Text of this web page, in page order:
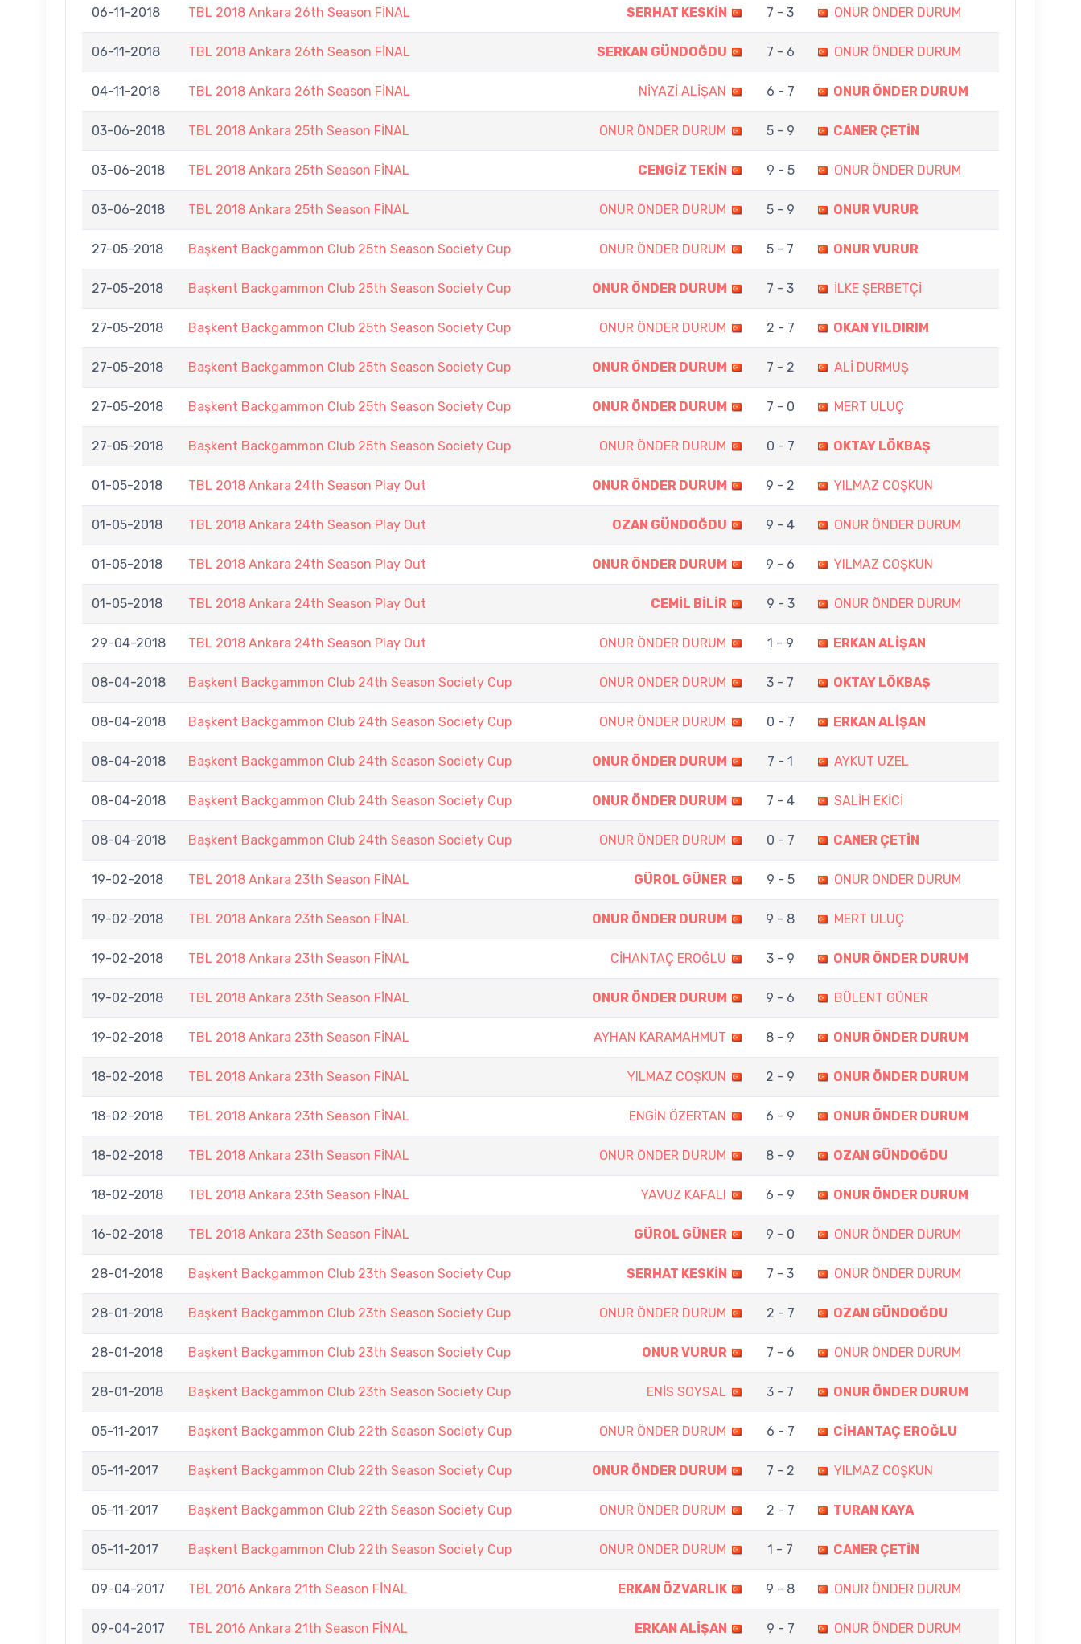
06-11-2018 TBL 2018 Ankara 26th Season FİNAL SERHAT KESKİN 7 - 3 ONUR ÖNDER DURUM
06-11-2018 TBL 2018 Ankara 26th Season FİNAL SERKAN GÜNDOĞDU 7 - 6 ONUR ÖNDER DURUM
04-11-2018 TBL 2018 Ankara 26th Season FİNAL NİYAZİ ALİŞAN 6 - 7 ONUR ÖNDER DURUM
03-06-2018 TBL 2018 Ankara 25th Season FİNAL ONUR ÖNDER DURUM 5 - 9 CANER ÇETİN
03-06-2018 TBL 2018 Ankara 25th Season FİNAL CENGİZ TEKİN 9 - 5 ONUR ÖNDER DURUM
03-06-2018 TBL 2018 Ankara 25th Season FİNAL ONUR ÖNDER DURUM 5 - 9 ONUR VURUR
27-05-2018 Başkent Backgammon Club 25th Season Society Cup ONUR ÖNDER DURUM 5 - 7 ONUR VURUR
27-05-2018 Başkent Backgammon Club 25th Season Society Cup ONUR ÖNDER DURUM 7 - 3 İLKE ŞERBETÇİ
27-05-2018 Başkent Backgammon Club 25th Season Society Cup ONUR ÖNDER DURUM 2 - 7 OKAN YILDIRIM
27-05-2018 Başkent Backgammon Club 25th Season Society Cup ONUR ÖNDER DURUM 7 - 2 ALİ DURMUŞ
27-05-2018 Başkent Backgammon Club 25th Season Society Cup ONUR ÖNDER DURUM 7 - 0 MERT ULUÇ
27-05-2018 Başkent Backgammon Club 25th Season Society Cup ONUR ÖNDER DURUM 0 - 7 OKTAY LÖKBAŞ
01-05-2018 TBL 2018 Ankara 24th Season Play Out ONUR ÖNDER DURUM 9 - 2 YILMAZ COŞKUN
01-05-2018 TBL 2018 Ankara 24th Season Play Out OZAN GÜNDOĞDU 9 - 4 ONUR ÖNDER DURUM
01-05-2018 TBL 2018 Ankara 24th Season Play Out ONUR ÖNDER DURUM 9 - 6 YILMAZ COŞKUN
01-05-2018 TBL 2018 Ankara 24th Season Play Out CEMİL BİLİR 9 - 3 ONUR ÖNDER DURUM
29-04-2018 TBL 2018 Ankara 24th Season Play Out ONUR ÖNDER DURUM 1 - 9 ERKAN ALİŞAN
08-04-2018 Başkent Backgammon Club 24th Season Society Cup ONUR ÖNDER DURUM 3 - 7 OKTAY LÖKBAŞ
08-04-2018 Başkent Backgammon Club 24th Season Society Cup ONUR ÖNDER DURUM 0 - 7 ERKAN ALİŞAN
08-04-2018 Başkent Backgammon Club 24th Season Society Cup ONUR ÖNDER DURUM 7 - 1 AYKUT UZEL
08-04-2018 Başkent Backgammon Club 24th Season Society Cup ONUR ÖNDER DURUM 7 - 4 SALİH EKİCİ
08-04-2018 Başkent Backgammon Club 24th Season Society Cup ONUR ÖNDER DURUM 0 - 7 CANER ÇETİN
19-02-2018 TBL 2018 Ankara 23th Season FİNAL GÜROL GÜNER 9 - 5 ONUR ÖNDER DURUM
19-02-2018 TBL 2018 Ankara 23th Season FİNAL ONUR ÖNDER DURUM 9 - 8 MERT ULUÇ
19-02-2018 TBL 2018 Ankara 23th Season FİNAL CİHANTAÇ EROĞLU 3 - 9 ONUR ÖNDER DURUM
19-02-2018 TBL 2018 Ankara 23th Season FİNAL ONUR ÖNDER DURUM 9 - 6 BÜLENT GÜNER
19-02-2018 TBL 2018 Ankara 23th Season FİNAL AYHAN KARAMAHMUT 8 - 9 ONUR ÖNDER DURUM
18-02-2018 TBL 2018 Ankara 23th Season FİNAL YILMAZ COŞKUN 2 - 9 ONUR ÖNDER DURUM
18-02-2018 TBL 2018 Ankara 23th Season FİNAL ENGİN ÖZERTAN 6 - 9 ONUR ÖNDER DURUM
18-02-2018 TBL 2018 Ankara 23th Season FİNAL ONUR ÖNDER DURUM 8 - 9 OZAN GÜNDOĞDU
18-02-2018 TBL 2018 Ankara 23th Season FİNAL YAVUZ KAFALI 6 - 9 ONUR ÖNDER DURUM
16-02-2018 TBL 2018 Ankara 23th Season FİNAL GÜROL GÜNER 9 - 0 ONUR ÖNDER DURUM
28-01-2018 Başkent Backgammon Club 23th Season Society Cup SERHAT KESKİN 7 - 3 ONUR ÖNDER DURUM
28-01-2018 Başkent Backgammon Club 23th Season Society Cup ONUR ÖNDER DURUM 2 - 7 OZAN GÜNDOĞDU
28-01-2018 Başkent Backgammon Club 23th Season Society Cup ONUR VURUR 7 - 6 ONUR ÖNDER DURUM
28-01-2018 Başkent Backgammon Club 23th Season Society Cup ENİS SOYSAL 3 - 7 ONUR ÖNDER DURUM
05-11-2017 Başkent Backgammon Club 22th Season Society Cup ONUR ÖNDER DURUM 6 - 7 CİHANTAÇ EROĞLU
05-11-2017 Başkent Backgammon Club 22th Season Society Cup ONUR ÖNDER DURUM 7 - 2 YILMAZ COŞKUN
05-11-2017 Başkent Backgammon Club 22th Season Society Cup ONUR ÖNDER DURUM 2 - 7 TURAN KAYA
05-11-2017 Başkent Backgammon Club 22th Season Society Cup ONUR ÖNDER DURUM 1 - 7 CANER ÇETİN
09-04-2017 TBL 2016 Ankara 21th Season FİNAL ERKAN ÖZVARLIK 9 - 8 ONUR ÖNDER DURUM
09-04-2017 TBL 2016 Ankara 21th Season FİNAL ERKAN ALİŞAN 9 - 7 ONUR ÖNDER DURUM